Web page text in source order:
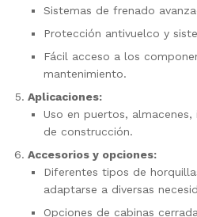
Sistemas de frenado
Protección antivuelco y
Fácil acceso a los
mantenimiento.
Aplicaciones:
Uso en puertos,
de construcción.
Accesorios y opciones:
Diferentes tipos de
adaptarse a diversas
Opciones de cabinas